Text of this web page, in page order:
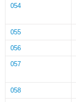
054
055
056
057
058